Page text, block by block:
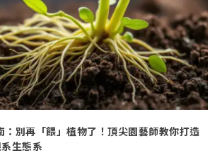
：別再「餵」植物了！頂尖園藝師教你打造
生態系